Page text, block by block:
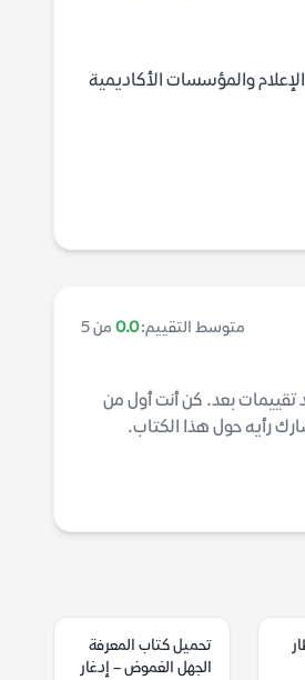
الإعلام والمؤسسات الأكاديمية
متوسط التقييم:0.0 من 5
تقييمات بعد. كن أنت أول من
رأيه حول هذا الكتاب.
تحميل كتاب المعرفة
الجهل الغموض – إدغار